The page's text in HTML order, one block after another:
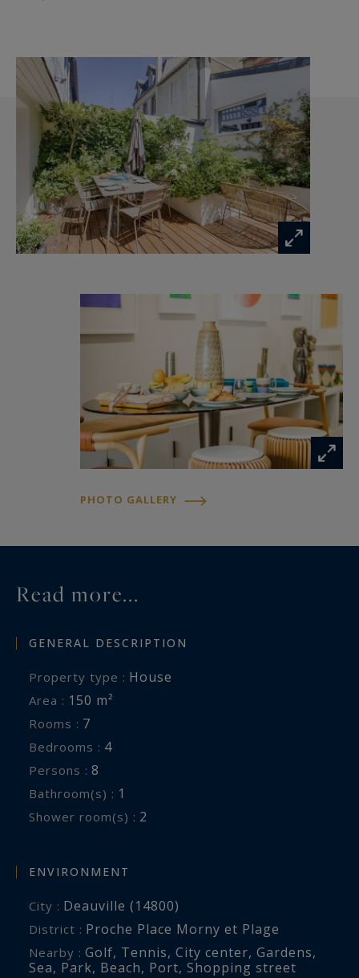
PHOTO GALLERY
Read more...
GENERAL DESCRIPTION
Property type : House
Area : 150 m²
Rooms : 7
Bedrooms : 4
Persons : 8
Bathroom(s) : 1
Shower room(s) : 2
ENVIRONMENT
City : Deauville (14800)
District : Proche Place Morny et Plage
Nearby : Golf, Tennis, City center, Gardens,
Sea, Park, Beach, Port, Shopping street